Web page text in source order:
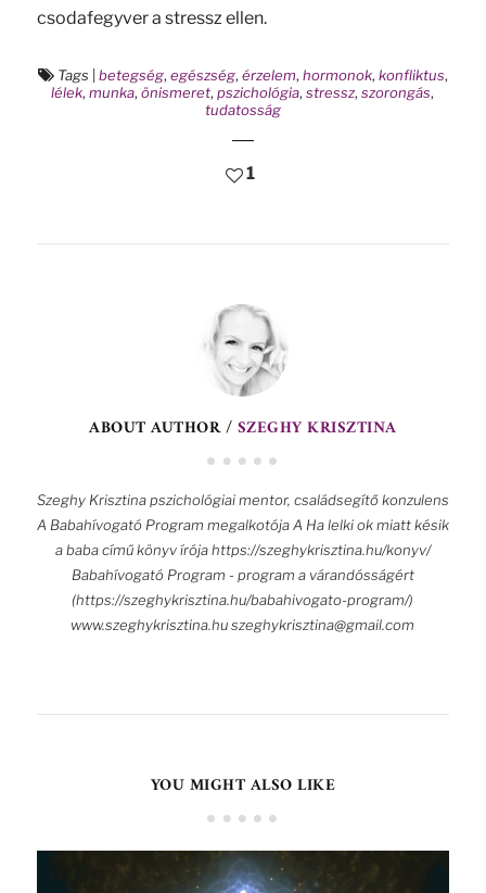
csodafegyver a stressz ellen.
Tags betegség, egészség, érzelem, hormonok, konfliktus,
lélek,munka,önismeret,pszichológia,stressz,szorongás,
tudatosság
1
ABOUT AUTHOR /SZEGHY KRISZTINA
Szeghy Krisztina pszichológiai mentor, családsegítő konzulens
A Babahívogató Program megalkotója A Ha lelki ok miatt késik
a baba című könyv írója https://szeghykrisztina.hu/konyv/
Babahívogató Program - program a várandósságért
(https://szeghykrisztina.hu/babahivogato-program/)
www.szeghykrisztina.hu szeghykrisztina@gmail.com
YOU MIGHT ALSO LIKE